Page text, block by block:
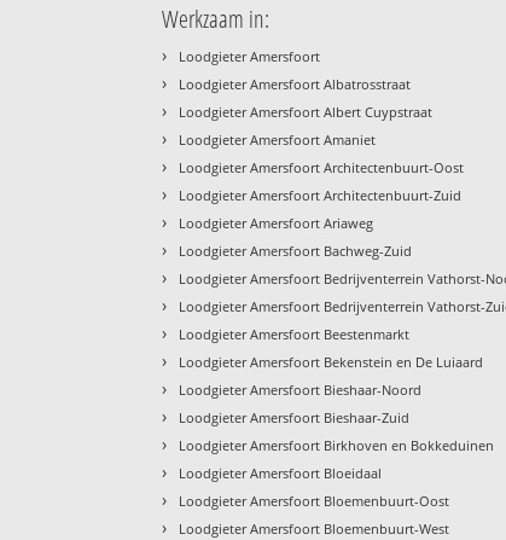
Werkzaam in:
› Loodgieter Amersfoort
› Loodgieter Amersfoort Albatrosstraat
› Loodgieter Amersfoort Albert Cuypstraat
› Loodgieter Amersfoort Amaniet
› Loodgieter Amersfoort Architectenbuurt-Oost
› Loodgieter Amersfoort Architectenbuurt-Zuid
› Loodgieter Amersfoort Ariaweg
› Loodgieter Amersfoort Bachweg-Zuid
› Loodgieter Amersfoort Bedrijventerrein Vathorst-
› Loodgieter Amersfoort Bedrijventerrein Vathorst-
› Loodgieter Amersfoort Beestenmarkt
› Loodgieter Amersfoort Bekenstein en De Luiaard
› Loodgieter Amersfoort Bieshaar-Noord
› Loodgieter Amersfoort Bieshaar-Zuid
› Loodgieter Amersfoort Birkhoven en Bokkeduinen
› Loodgieter Amersfoort Bloeidaal
› Loodgieter Amersfoort Bloemenbuurt-Oost
› Loodgieter Amersfoort Bloemenbuurt-West